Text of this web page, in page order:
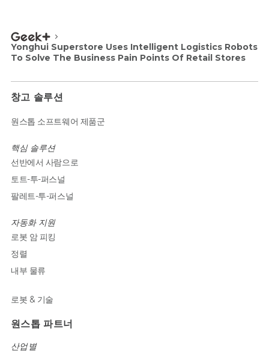
Yonghui Superstore Uses Intelligent Logistics Robots
To Solve The Business Pain Points Of Retail Stores
창고 솔루션
원스톱 소프트웨어 제품군
핵심 솔루션
선반에서 사람으로
토트-투-퍼스널
팔레트-투-퍼스널
자동화 지원
로봇 암 피킹
정렬
내부 물류
로봇 & 기술
원스톱 파트너
산업별